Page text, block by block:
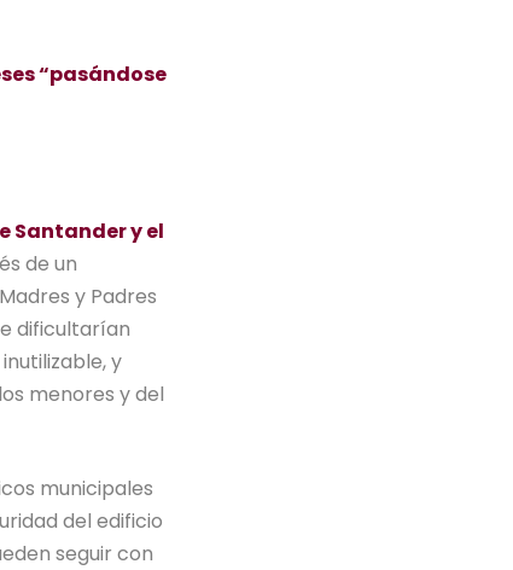
“pasándose
Santander y el
de un
y Padres
dificultarían
y
menores y del
municipales
del edificio
seguir con